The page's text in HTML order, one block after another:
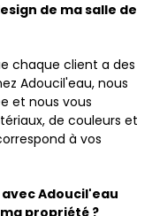
de ma salle de
chaque client a des
Adoucil'eau, nous
et nous vous
de couleurs et
à vos
Adoucil'eau
propriété ?